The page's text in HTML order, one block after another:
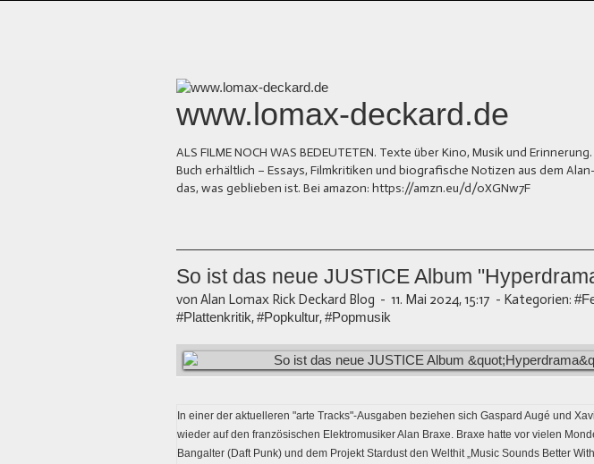
www.lomax-deckard.de
ALS FILME NOCH WAS BEDEUTETEN. Texte über Kino, Musik und
Buch erhältlich – Essays, Filmkritiken und biografische Notizen aus dem
das, was geblieben ist. Bei amazon: https://amzn.eu/d/0XGNw7F
So ist das neue JUSTICE Album
von Alan Lomax Rick Deckard Blog - 11. Mai 2024, 15:17 - Kategorien:
#Plattenkritik,#Popkultur,#Popmusik
In einer der aktuelleren "arte Tracks"-Ausgaben beziehen sich Gaspard Augé und
wieder auf den französischen Elektromusiker Alan Braxe. Braxe hatte vor vielen
Bangalter (Daft Punk) und dem Projekt Stardust den Welthit „Music Sounds Better